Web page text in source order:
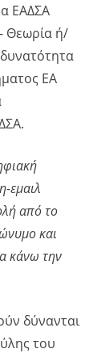
ΕΑΔΣΑ
Θεωρία ή/
ΕΑ
εμαιλ
από το
και
κάνω την
δύνανται
του